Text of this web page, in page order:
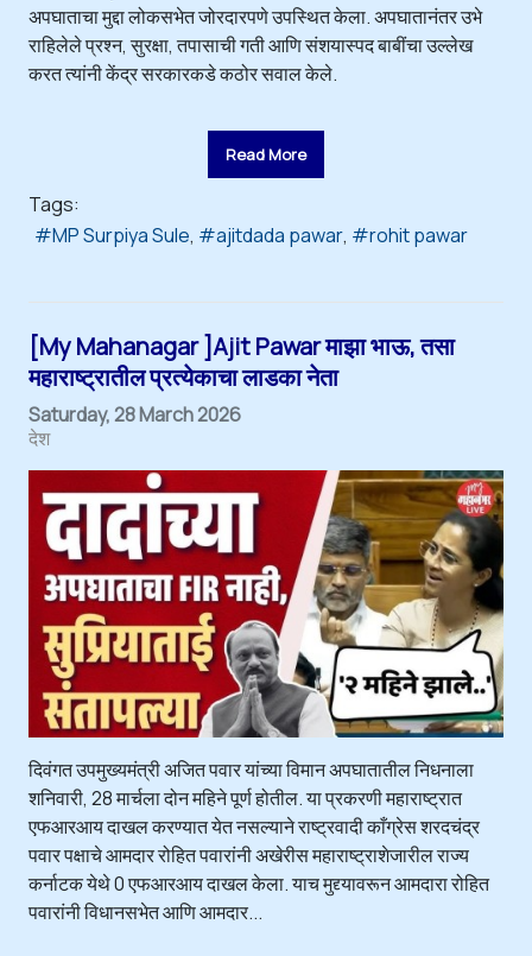
अपघाताचा मुद्दा लोकसभेत जोरदारपणे उपस्थित केला. अपघातानंतर उभे
राहिलेले प्रश्न, सुरक्षा, तपासाची गती आणि संशयास्पद बाबींचा उल्लेख
करत त्यांनी केंद्र सरकारकडे कठोर सवाल केले.
Read More
Tags:
MP Surpiya Sule
ajitdada pawar rohit pawar
[My Mahanagar ]Ajit Pawar माझा भाऊ, तसा
महाराष्ट्रातील प्रत्येकाचा लाडका नेता
Saturday, 28 March 2026
देश
दिवंगत उपमुख्यमंत्री अजित पवार यांच्या विमान अपघातातील निधनाला
शनिवारी, 28 मार्चला दोन महिने पूर्ण होतील. या प्रकरणी महाराष्ट्रात
एफआरआय दाखल करण्यात येत नसल्याने राष्ट्रवादी काँग्रेस शरदचंद्र
पवार पक्षाचे आमदार रोहित पवारांनी अखेरीस महाराष्ट्राशेजारील राज्य
कर्नाटक येथे 0 एफआरआय दाखल केला. याच मुद्द्यावरून आमदारा रोहित
पवारांनी विधानसभेत आणि आमदार...